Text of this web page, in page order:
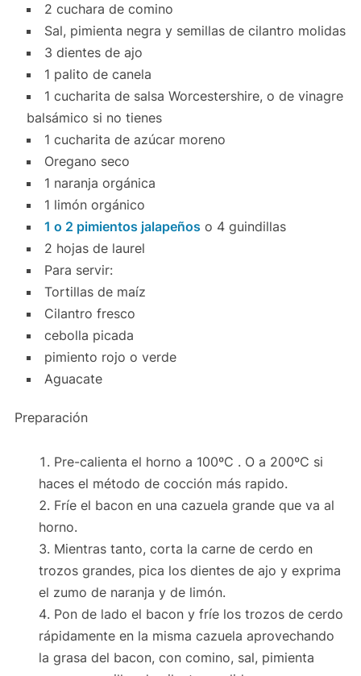
2 cuchara de comino
Sal, pimienta negra y semillas de cilantro molidas
3 dientes de ajo
1 palito de canela
1 cucharita de salsa Worcestershire, o de vinagre
balsámico si no tienes
1 cucharita de azúcar moreno
Oregano seco
1 naranja orgánica
1 limón orgánico
1 o 2 pimientos jalapeños o 4 guindillas
2 hojas de laurel
Para servir:
Tortillas de maíz
Cilantro fresco
cebolla picada
pimiento rojo o verde
Aguacate
Preparación
Pre-calienta el horno a 100ºC . O a 200ºC si
haces el método de cocción más rapido.
Fríe el bacon en una cazuela grande que va al
horno.
Mientras tanto, corta la carne de cerdo en
trozos grandes, pica los dientes de ajo y exprima
el zumo de naranja y de limón.
Pon de lado el bacon y fríe los trozos de cerdo
rápidamente en la misma cazuela aprovechando
la grasa del bacon, con comino, sal, pimienta